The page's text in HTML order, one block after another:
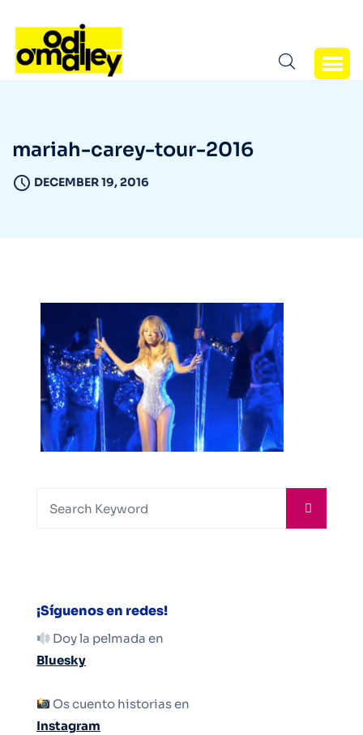
mariah-carey-tour-2016
DECEMBER 19, 2016
¡Síguenos en redes!
Doy la pelmada en
Bluesky
Os cuento historias en
Instagram